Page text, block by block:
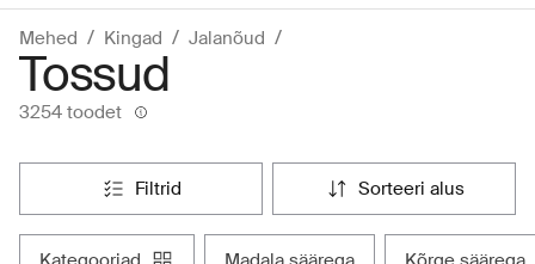
Mehed Kingad Jalanõud
Tossud
3254 toodet
filtrid sorteeri alus